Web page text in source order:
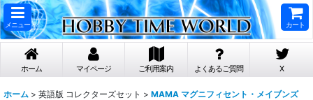
メニュー カート
ホーム マイページ ご利用案内 よくあるご質問 X
ホーム > 英語版 コレクターズセット > MAMA マグニフィセント・メイブンズ